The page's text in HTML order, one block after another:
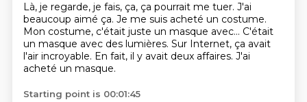
Là, je regarde, je fais, ça, ça pourrait me tuer. J'ai
beaucoup aimé ça. Je me suis acheté un costume.
Mon costume, c'était juste un masque avec... C'était
un masque avec des lumières. Sur Internet, ça avait
l'air incroyable. En fait, il y avait deux affaires. J'ai
acheté un masque.
Starting point is 00:01:45